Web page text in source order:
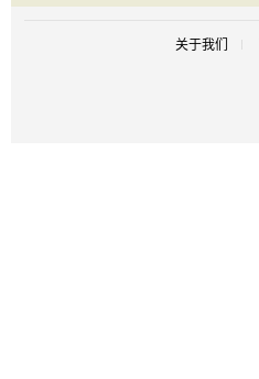
关于我们